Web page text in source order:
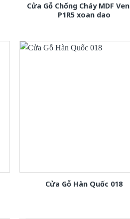
Cửa Gỗ Chống Cháy MDF
P1R5 xoan dao
Cửa Gỗ Hàn Quốc 018